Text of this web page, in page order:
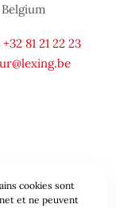
Belgium
+32 81 21 22 23
cookies sont
et ne peuvent